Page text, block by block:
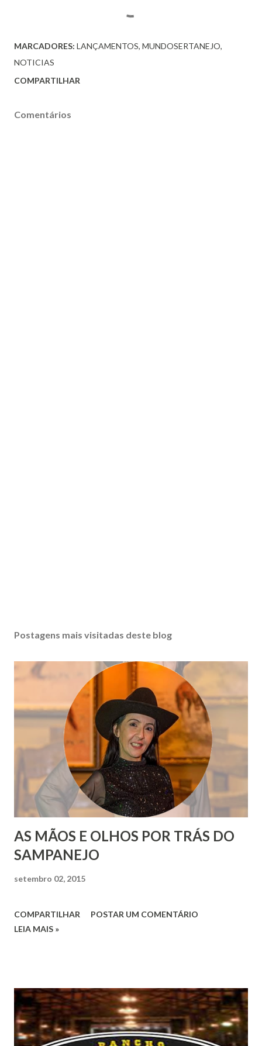
MARCADORES: LANÇAMENTOS MUNDOSERTANEJO
NOTICIAS
COMPARTILHAR
Comentários
Postagens mais visitadas deste blog
AS MÃOS E OLHOS POR TRÁS DO
SAMPANEJO
setembro 02, 2015
COMPARTILHAR
POSTAR UM COMENTÁRIO
LEIA MAIS »